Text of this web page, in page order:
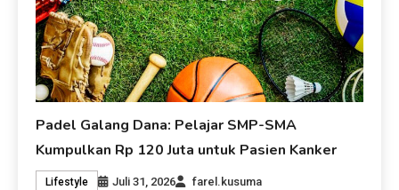
Padel Galang Dana: Pelajar SMP-SMA
Kumpulkan Rp 120 Juta untuk Pasien Kanker
Lifestyle Juli 31, 2026
farel.kusuma